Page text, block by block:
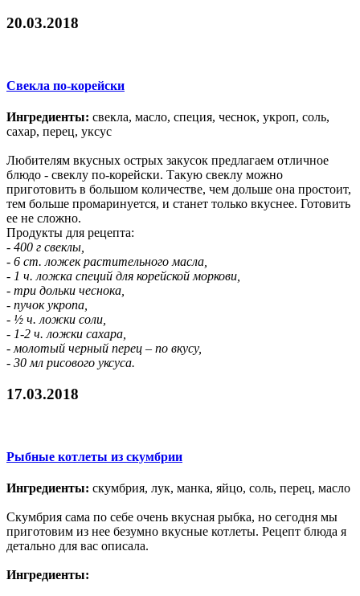
20.03.2018
Свекла по-корейски
Ингредиенты: свекла, масло, специя, чеснок, укроп, соль,
сахар, перец, уксус
Любителям вкусных острых закусок предлагаем отличное
блюдо - свеклу по-корейски. Такую свеклу можно
приготовить в большом количестве, чем дольше она простоит,
тем больше промаринуется, и станет только вкуснее. Готовить
ее не сложно.
Продукты для рецепта:
- 400 г свеклы,
- 6 ст. ложек растительного масла,
- 1 ч. ложка специй для корейской моркови,
- три дольки чеснока,
- пучок укропа,
- ½ ч. ложки соли,
- 1-2 ч. ложки сахара,
- молотый черный перец – по вкусу,
- 30 мл рисового уксуса.
17.03.2018
Рыбные котлеты из скумбрии
Ингредиенты: скумбрия, лук, манка, яйцо, соль, перец, масло
Скумбрия сама по себе очень вкусная рыбка, но сегодня мы
приготовим из нее безумно вкусные котлеты. Рецепт блюда я
детально для вас описала.
Ингредиенты: